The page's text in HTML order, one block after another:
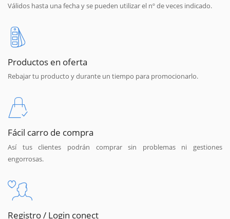
Válidos hasta una fecha y se pueden utilizar el nº de veces indicado.
Productos en oferta
Rebajar tu producto y durante un tiempo para promocionarlo.
Fácil carro de compra
Así tus clientes podrán comprar sin problemas ni gestiones
engorrosas.
Registro / Login conect